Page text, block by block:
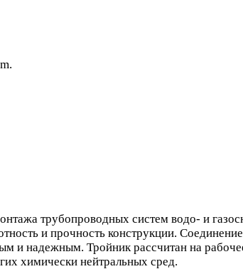
трубопроводных систем водо- и
и прочность конструкции.
и надежным. Тройник рассчитан на
химически нейтральных сред.